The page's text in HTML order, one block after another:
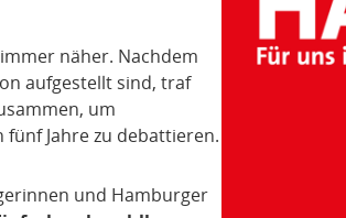
näher. Nachdem
aufgestellt sind, traf
um
Jahre zu debattieren.
und Hamburger